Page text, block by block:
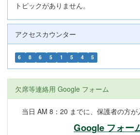
トピックがありません。
アクセスカウンター
6 8 6 5 1 5 4 5
欠席等連絡用 Google フォーム
当日 AM 8：20 までに、保護者の方が
Google フォー